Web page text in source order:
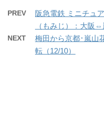
PREV
阪急電鉄 ミニチュ
（もみじ）：大阪⇔
NEXT
梅田から京都･嵐山
転（12/10）